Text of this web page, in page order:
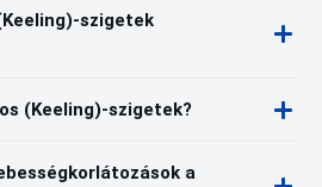
szigetek
(Keeling)-szigetek?
a